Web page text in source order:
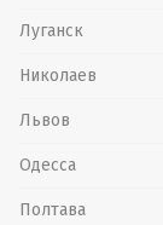
Луганск
Николаев
Львов
Одесса
Полтава